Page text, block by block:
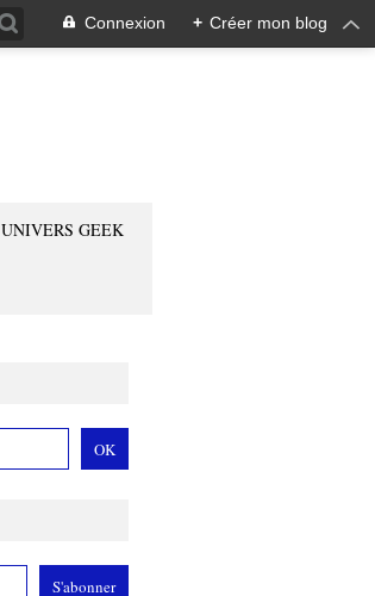
Connexion + Créer mon blog
UNIVERS GEEK